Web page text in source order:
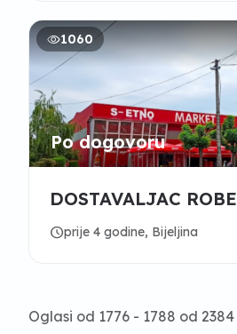
1060
Po dogovoru
DOSTAVALJAC ROBE
scheduleprije 4 godine, Bijeljina
Oglasi od 1776 - 1788 od 2384